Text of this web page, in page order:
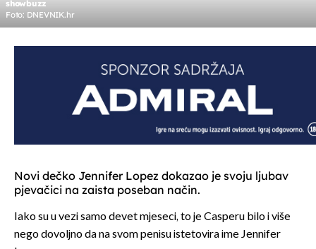
showbuzz
Foto: DNEVNIK.hr
Novi dečko Jennifer Lopez dokazao je svoju ljubav
pjevačici na zaista poseban način.
Iako su u vezi samo devet mjeseci, to je Casperu bilo i više
nego dovoljno da na svom penisu istetovira ime Jennifer